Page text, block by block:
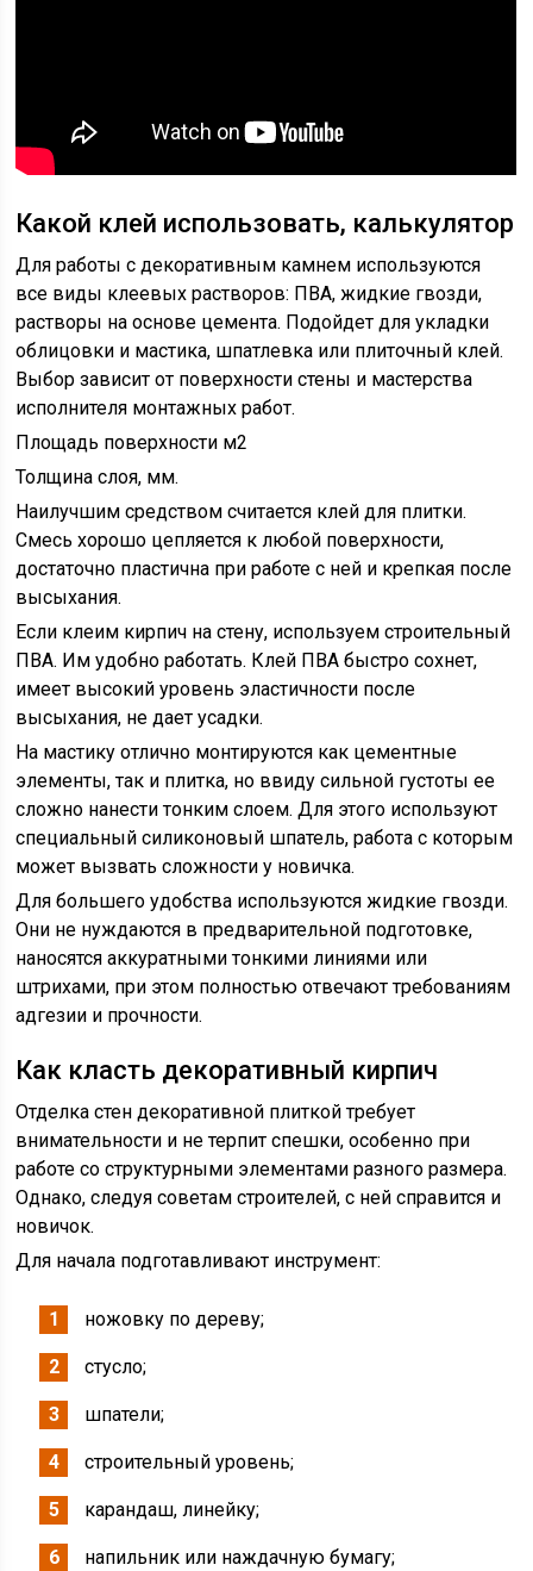
Какой клей использовать, калькулятор
Для работы с декоративным камнем используются
все виды клеевых растворов: ПВА, жидкие гвозди,
растворы на основе цемента. Подойдет для укладки
облицовки и мастика, шпатлевка или плиточный клей.
Выбор зависит от поверхности стены и мастерства
исполнителя монтажных работ.
Площадь поверхности м2
Толщина слоя, мм.
Наилучшим средством считается клей для плитки.
Смесь хорошо цепляется к любой поверхности,
достаточно пластична при работе с ней и крепкая после
высыхания.
Если клеим кирпич на стену, используем строительный
ПВА. Им удобно работать. Клей ПВА быстро сохнет,
имеет высокий уровень эластичности после
высыхания, не дает усадки.
На мастику отлично монтируются как цементные
элементы, так и плитка, но ввиду сильной густоты ее
сложно нанести тонким слоем. Для этого используют
специальный силиконовый шпатель, работа с которым
может вызвать сложности у новичка.
Для большего удобства используются жидкие гвозди.
Они не нуждаются в предварительной подготовке,
наносятся аккуратными тонкими линиями или
штрихами, при этом полностью отвечают требованиям
адгезии и прочности.
Как класть декоративный кирпич
Отделка стен декоративной плиткой требует
внимательности и не терпит спешки, особенно при
работе со структурными элементами разного размера.
Однако, следуя советам строителей, с ней справится и
новичок.
Для начала подготавливают инструмент:
ножовку по дереву;
стусло;
шпатели;
строительный уровень;
карандаш, линейку;
напильник или наждачную бумагу;